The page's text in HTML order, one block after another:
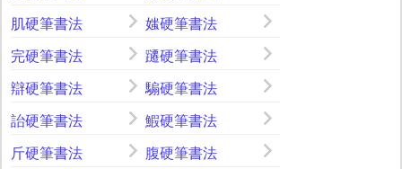
肌硬筆書法 媸硬筆書法
完硬筆書法 躚硬筆書法
辯硬筆書法 騸硬筆書法
詒硬筆書法 鰕硬筆書法
斤硬筆書法 腹硬筆書法